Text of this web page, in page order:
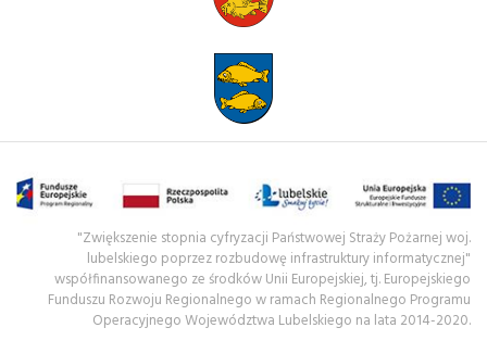
"Zwiększenie stopnia cyfryzacji Państwowej Straży Pożarnej woj.
lubelskiego poprzez rozbudowę infrastruktury informatycznej"
współfinansowanego ze środków Unii Europejskiej, tj. Europejskiego
Funduszu Rozwoju Regionalnego w ramach Regionalnego Programu
Operacyjnego Województwa Lubelskiego na lata 2014-2020.